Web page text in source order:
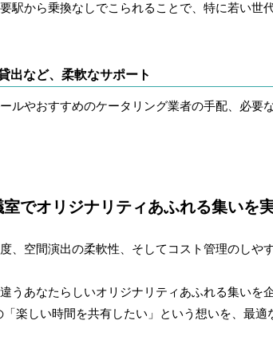
駅から乗換なしでこられることで、特に若い
出など、柔軟なサポート
ルやおすすめのケータリング業者の手配、必
でオリジナリティあふれる集いを
、空間演出の柔軟性、そしてコスト管理のし
うあなたらしいオリジナリティあふれる集いを
楽しい時間を共有したい」という想いを、最適